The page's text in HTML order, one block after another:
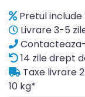
Pretul include
Livrare 3-5
14 zile drept
Taxe livrare
10 kg*